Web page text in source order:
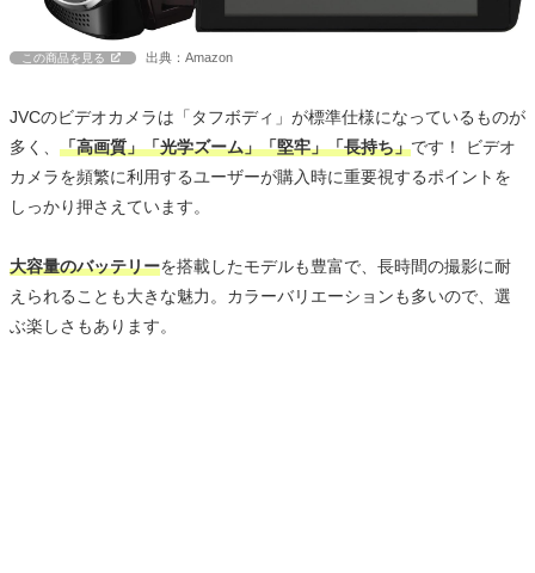
この商品を見る 出典：Amazon
JVCのビデオカメラは「タフボディ」が標準仕様になっているものが
多く、 「高画質」「光学ズーム」「堅牢」「長持ち」です！ ビデオ
カメラを頻繁に利用するユーザーが購入時に重要視するポイントを
しっかり押さえています。
大容量のバッテリーを搭載したモデルも豊富で、長時間の撮影に耐
えられることも大きな魅力。カラーバリエーションも多いので、選
ぶ楽しさもあります。